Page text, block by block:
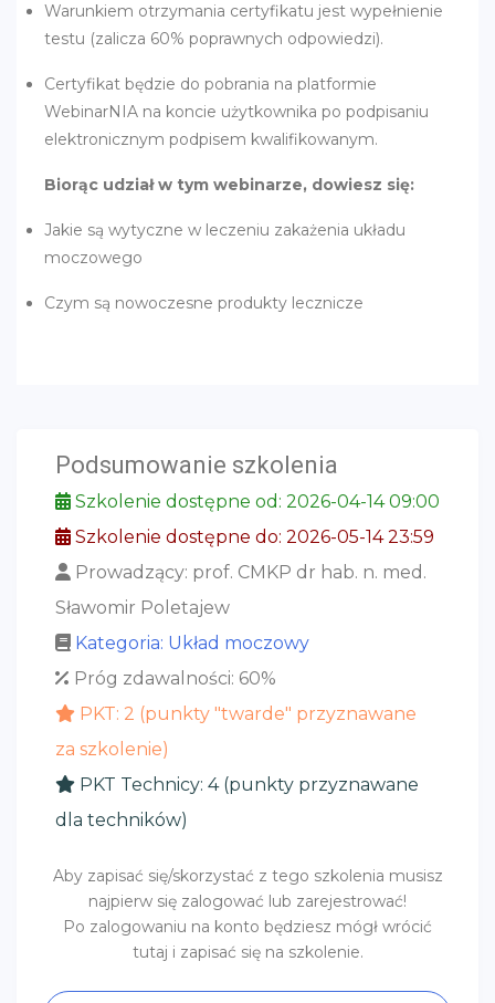
Warunkiem otrzymania certyfikatu jest wypełnienie
testu (zalicza 60% poprawnych odpowiedzi).
Certyfikat będzie do pobrania na platformie
WebinarNIA na koncie użytkownika po podpisaniu
elektronicznym podpisem kwalifikowanym.
Biorąc udział w tym webinarze, dowiesz się:
Jakie są wytyczne w leczeniu zakażenia układu
moczowego
Czym są nowoczesne produkty lecznicze
Podsumowanie szkolenia
Szkolenie dostępne od: 2026-04-14 09:00
Szkolenie dostępne do: 2026-05-14 23:59
Prowadzący: prof. CMKP dr hab. n. med.
Sławomir Poletajew
Kategoria: Układ moczowy
Próg zdawalności: 60%
PKT: 2 (punkty "twarde" przyznawane
za szkolenie)
PKT Technicy: 4 (punkty przyznawane
dla techników)
Aby zapisać się/skorzystać z tego szkolenia musisz
najpierw się zalogować lub zarejestrować!
Po zalogowaniu na konto będziesz mógł wrócić
tutaj i zapisać się na szkolenie.